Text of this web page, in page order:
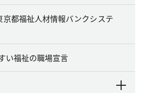
京都福祉人材情報バンクシステ
い福祉の職場宣言